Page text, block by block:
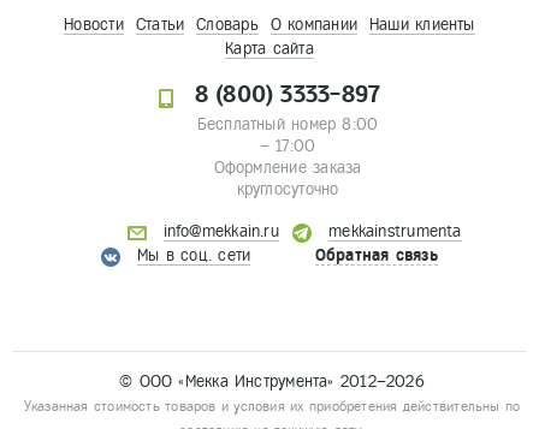
Новости Статьи Словарь О компании
Наши клиенты
Карта сайта
8 (800) 3333-897
Бесплатный номер 8:00
– 17:00
Оформление заказа
круглосуточно
info@mekkain.ru
mekkainstrumenta
Мы в соц. сети
Обратная связь
© ООО «Мекка Инструмента» 2012–2026
Указанная стоимость товаров и условия их приобретения действительны по